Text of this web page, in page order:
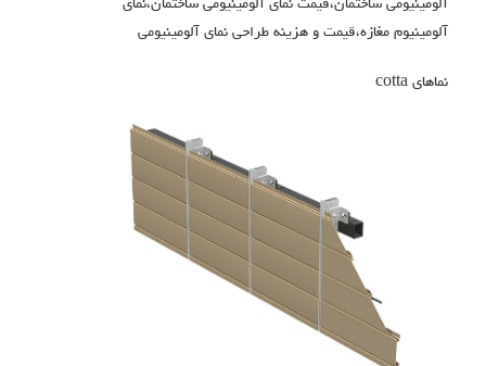
آلومینیومی ساختمان،قیمت نمای آلومینیومی ساختمان،نمای
آلومینیوم مغازه،قیمت و هزینه طراحی نمای آلومینیومی
نماهای cotta